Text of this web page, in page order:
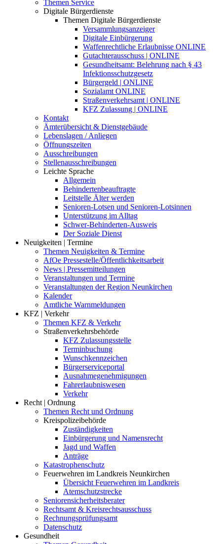
Themen Service
Digitale Bürgerdienste
Themen Digitale Bürgerdienste
Versammlungsanzeiger
Digitale Einbürgerung
Waffenrechtliche Erlaubnisse ONLINE
Gutachterausschuss | ONLINE
Gesundheitsamt: Belehrung nach § 43
Infektionsschutzgesetz
Bürgergeld | ONLINE
Sozialamt ONLINE
Straßenverkehrsamt | ONLINE
KFZ Zulassung | ONLINE
Kontakt
Ämterübersicht & Dienstgebäude
Lebenslagen / Anliegen
Öffnungszeiten
Ausschreibungen
Stellenausschreibungen
Leichte Sprache
Allgemein
Behindertenbeauftragte
Leitstelle Älter werden
Senioren-Lotsen und Senioren-Lotsinnen
Unterstützung im Alltag
Schwer-Behinderten-Ausweis
Der Soziale Dienst
Neuigkeiten | Termine
Themen Neuigkeiten & Termine
AfOe Pressestelle/Öffentlichkeitsarbeit
News | Pressemitteilungen
Veranstaltungen und Termine
Veranstaltungen der Region Neunkirchen
Kalender
Amtliche Warnmeldungen
KFZ | Verkehr
Themen KFZ & Verkehr
Straßenverkehrsbehörde
KFZ Zulassungsstelle
Terminbuchung
Wunschkennzeichen
Bürgerserviceportal
Ausnahmegenehmigungen
Fahrerlaubniswesen
Verkehr
Recht | Ordnung
Themen Recht und Ordnung
Kreispolizeibehörde
Zuständigkeiten
Einbürgerung und Namensrecht
Jagd und Waffen
Anträge
Katastrophenschutz
Feuerwehren im Landkreis Neunkirchen
Übersicht Feuerwehren im Landkreis
Atemschutzstrecke
Seniorensicherheitsberater
Rechtsamt & Kreisrechtsausschuss
Rechnungsprüfungsamt
Datenschutz
Gesundheit